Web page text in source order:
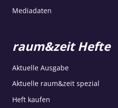
Mediadaten
raum&zeit Hefte
Aktuelle Ausgabe
Aktuelle raum&zeit spezial
Heft kaufen